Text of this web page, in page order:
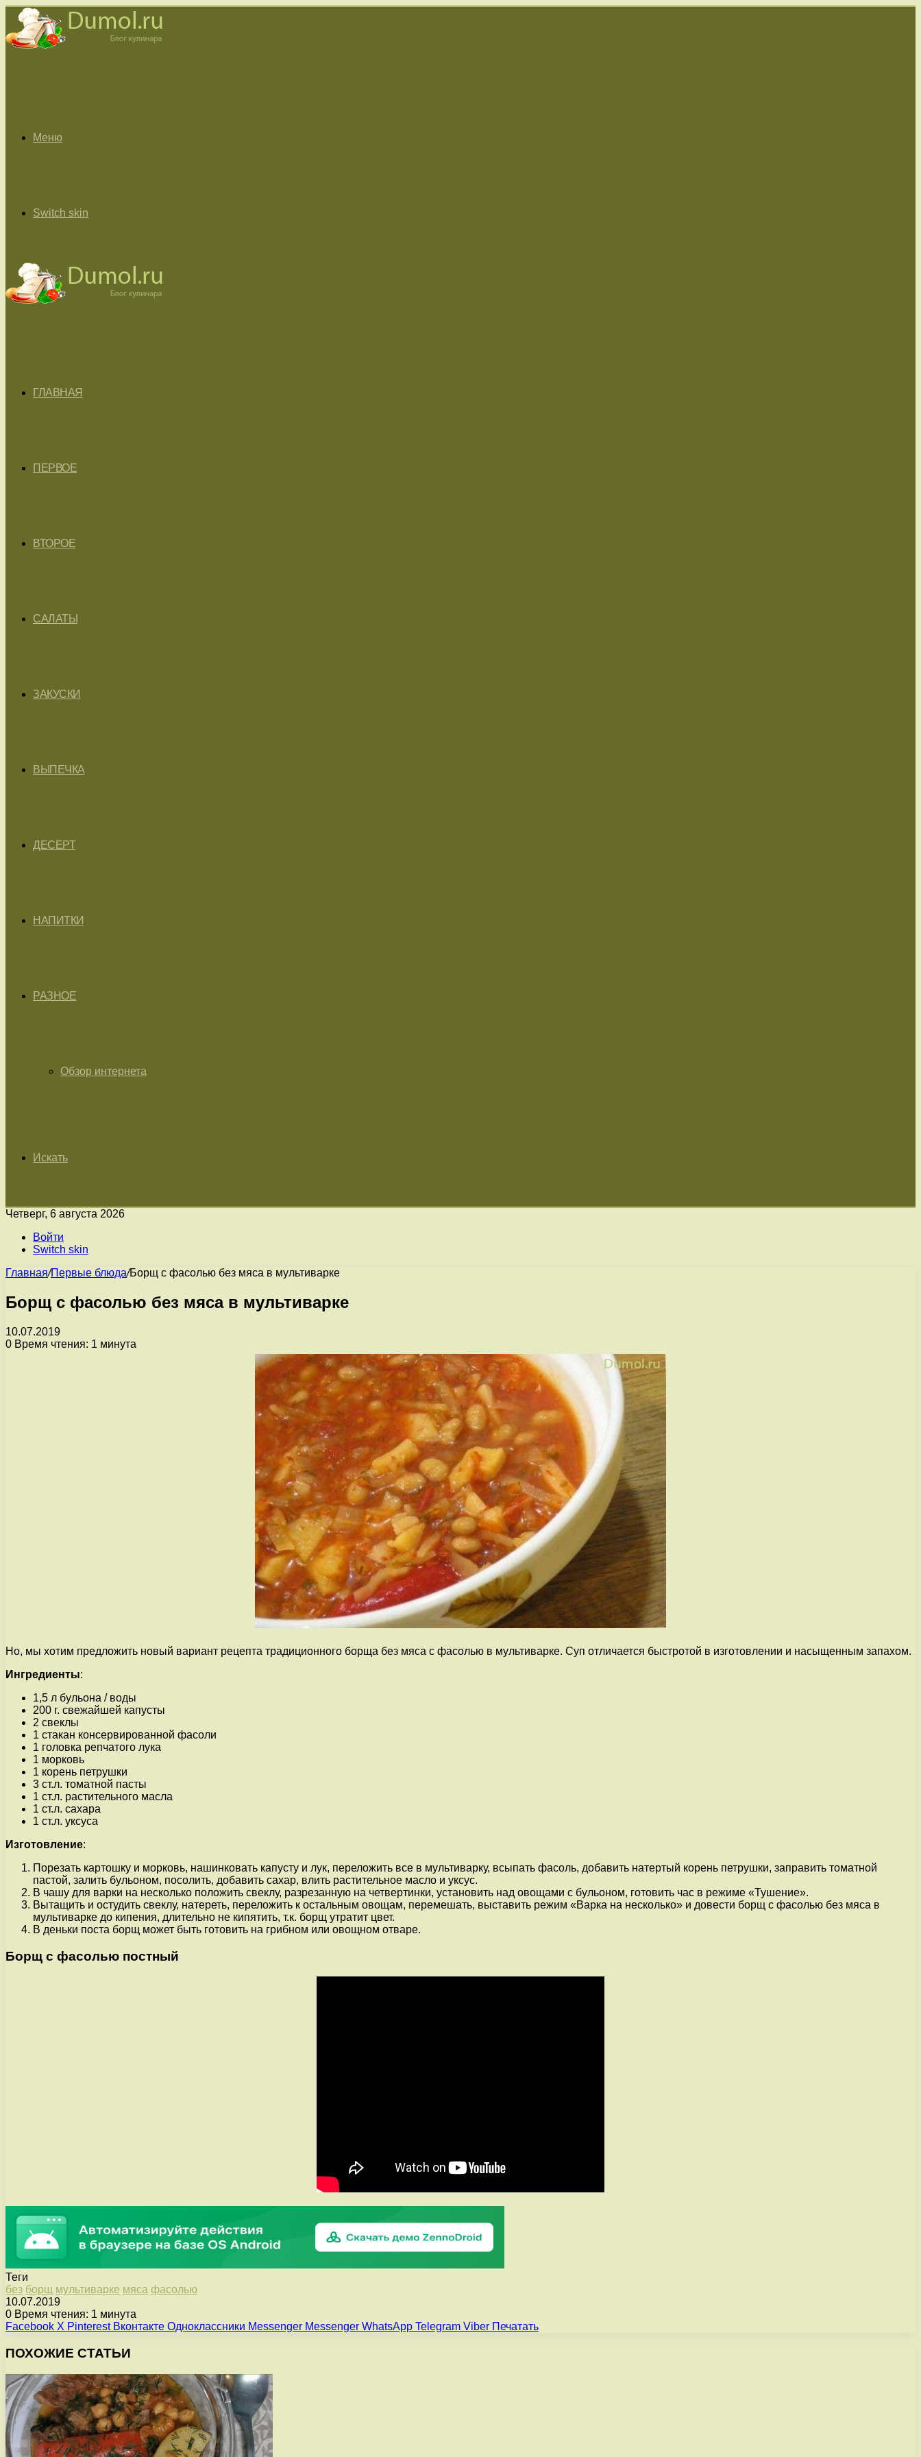
Меню
Switch skin
ГЛАВНАЯ
ПЕРВОЕ
ВТОРОЕ
САЛАТЫ
ЗАКУСКИ
ВЫПЕЧКА
ДЕСЕРТ
НАПИТКИ
РАЗНОЕ
Обзор интернета
Искать
Четверг, 6 августа 2026
Войти
Switch skin
Главная/Первые блюда/Борщ с фасолью без мяса в мультиварке
Борщ с фасолью без мяса в мультиварке
10.07.2019
0 Время чтения: 1 минута
Но, мы хотим предложить новый вариант рецепта традиционного борща без мяса с фасолью в мультиварке. Суп отличается быстротой в изготовлении и насыщенным запахом.
Ингредиенты:
1,5 л бульона / воды
200 г. свежайшей капусты
2 свеклы
1 стакан консервированной фасоли
1 головка репчатого лука
1 морковь
1 корень петрушки
3 ст.л. томатной пасты
1 ст.л. растительного масла
1 ст.л. сахара
1 ст.л. уксуса
Изготовление:
Порезать картошку и морковь, нашинковать капусту и лук, переложить все в мультиварку, всыпать фасоль, добавить натертый корень петрушки, заправить томатной
пастой, залить бульоном, посолить, добавить сахар, влить растительное масло и уксус.
В чашу для варки на несколько положить свеклу, разрезанную на четвертинки, установить над овощами с бульоном, готовить час в режиме «Тушение».
Вытащить и остудить свеклу, натереть, переложить к остальным овощам, перемешать, выставить режим «Варка на несколько» и довести борщ с фасолью без мяса в
мультиварке до кипения, длительно не кипятить, т.к. борщ утратит цвет.
В деньки поста борщ может быть готовить на грибном или овощном отваре.
Борщ с фасолью постный
Теги
без борщ мультиварке мяса фасолью
10.07.2019
0 Время чтения: 1 минута
Facebook X Pinterest Вконтакте Одноклассники Messenger Messenger WhatsApp Telegram Viber Печатать
ПОХОЖИЕ СТАТЬИ